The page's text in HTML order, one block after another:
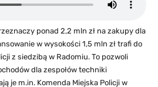
ponad 2,2 mln zł na zakupy dla
w wysokości 1,5 mln zł trafi do
z siedzibą w Radomiu. To pozwoli
dla zespołów techniki
je m.in. Komenda Miejska Policji w